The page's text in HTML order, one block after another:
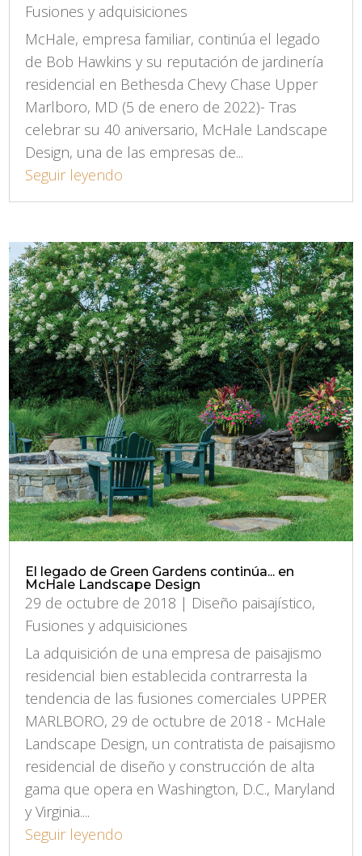
Fusiones y adquisiciones
McHale, empresa familiar, continúa el legado
de Bob Hawkins y su reputación de jardinería
residencial en Bethesda Chevy Chase Upper
Marlboro, MD (5 de enero de 2022)- Tras
celebrar su 40 aniversario, McHale Landscape
Design, una de las empresas de...
Seguir leyendo
El legado de Green Gardens continúa... en
McHale Landscape Design
29 de octubre de 2018 | Diseño paisajístico,
Fusiones y adquisiciones
La adquisición de una empresa de paisajismo
residencial bien establecida contrarresta la
tendencia de las fusiones comerciales UPPER
MARLBORO, 29 de octubre de 2018 - McHale
Landscape Design, un contratista de paisajismo
residencial de diseño y construcción de alta
gama que opera en Washington, D.C., Maryland
y Virginia....
Seguir leyendo